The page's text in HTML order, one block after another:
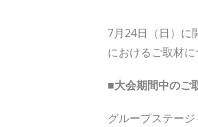
7月24日（日）に
におけるご取材に
■大会期間中のご
グループステー